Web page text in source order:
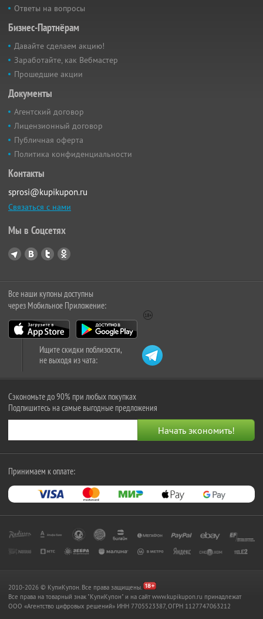
Ответы на вопросы
Бизнес-Партнёрам
Давайте сделаем акцию!
Заработайте, как Вебмастер
Прошедшие акции
Документы
Агентский договор
Лицензионный договор
Публичная оферта
Политика конфиденциальности
Контакты
sprosi@kupikupon.ru
Связаться с нами
Мы в Соцсетях
Все наши купоны доступны
через Мобильное Приложение:
Ищите скидки поблизости,
не выходя из чата:
Сэкономьте до 90% при любых покупках
Подпишитесь на самые выгодные предложения
Принимаем к оплате:
2010-2026 © КупиКупон. Все права защищены.
Все права на товарный знак "КупиКупон" и на сайт www.kupikupon.ru принадлежат
OOO «Агентство цифровых решений» ИНН 7705523387, ОГРН 1127747063212